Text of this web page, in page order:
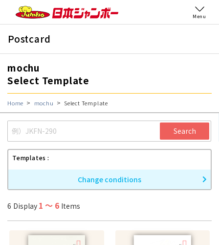
Menu
Postcard
mochu
Select Template
Home mochu Select Template
Search
Templates
Change conditions
6 Display 1 〜 6 Items